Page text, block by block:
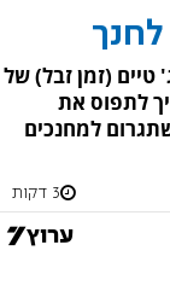
טיים (זמן זבל) של
לתפוס את
למחנכים
3 דקות